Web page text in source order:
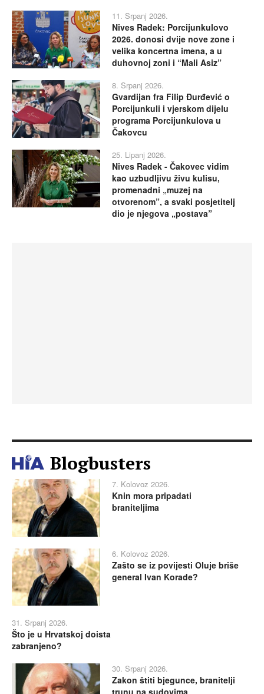
11. Srpanj 2026.
Nives Radek: Porcijunkulovo
2026. donosi dvije nove zone i
velika koncertna imena, a u
duhovnoj zoni i “Mali Asiz”
8. Srpanj 2026.
Gvardijan fra Filip Đurđević o
Porcijunkuli i vjerskom dijelu
programa Porcijunkulova u
Čakovcu
25. Lipanj 2026.
Nives Radek - Čakovec vidim
kao uzbudljivu živu kulisu,
promenadni „muzej na
otvorenom”, a svaki posjetitelj
dio je njegova „postava”
Blogbusters
7. Kolovoz 2026.
Knin mora pripadati
braniteljima
6. Kolovoz 2026.
Zašto se iz povijesti Oluje briše
general Ivan Korade?
31. Srpanj 2026.
Što je u Hrvatskoj doista
zabranjeno?
30. Srpanj 2026.
Zakon štiti bjegunce, branitelji